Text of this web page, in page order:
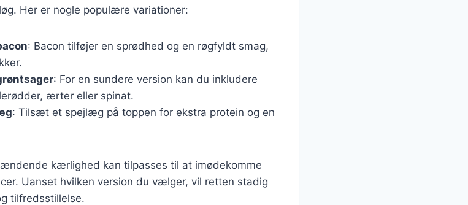
Her er nogle populære variationer:
: Bacon tilføjer en sprødhed og en røgfyldt smag,
: For en sundere version kan du inkludere
ærter eller spinat.
: Tilsæt et spejlæg på toppen for ekstra protein og en
kærlighed kan tilpasses til at imødekomme
Uanset hvilken version du vælger, vil retten stadig
tilfredsstillelse.